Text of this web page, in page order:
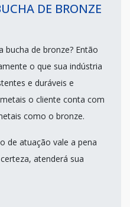
DE BRONZE
bucha de bronze? Então
o que sua indústria
e duráveis e
o cliente conta com
como o bronze.
de atuação vale a pena
atenderá sua